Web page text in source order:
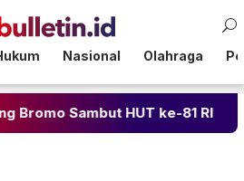
Nasional Olahraga
HUT ke-81 RI